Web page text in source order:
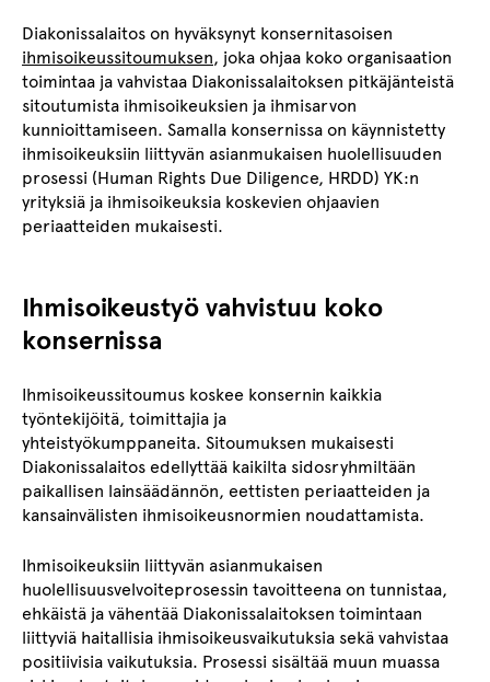
Diakonissalaitos on hyväksynyt konsernitasoisen
ihmisoikeussitoumuksen, joka ohjaa koko organisaation
toimintaa ja vahvistaa Diakonissalaitoksen pitkäjänteistä
sitoutumista ihmisoikeuksien ja ihmisarvon
kunnioittamiseen. Samalla konsernissa on käynnistetty
ihmisoikeuksiin liittyvän asianmukaisen huolellisuuden
prosessi (Human Rights Due Diligence, HRDD) YK:n
yrityksiä ja ihmisoikeuksia koskevien ohjaavien
periaatteiden mukaisesti.
Ihmisoikeustyö vahvistuu koko
konsernissa
Ihmisoikeussitoumus koskee konsernin kaikkia
työntekijöitä, toimittajia ja
yhteistyökumppaneita. Sitoumuksen mukaisesti
Diakonissalaitos edellyttää kaikilta sidosryhmiltään
paikallisen lainsäädännön, eettisten periaatteiden ja
kansainvälisten ihmisoikeusnormien noudattamista.
Ihmisoikeuksiin liittyvän asianmukaisen
huolellisuusvelvoiteprosessin tavoitteena on tunnistaa,
ehkäistä ja vähentää Diakonissalaitoksen toimintaan
liittyviä haitallisia ihmisoikeusvaikutuksia sekä vahvistaa
positiivisia vaikutuksia. Prosessi sisältää muun muassa